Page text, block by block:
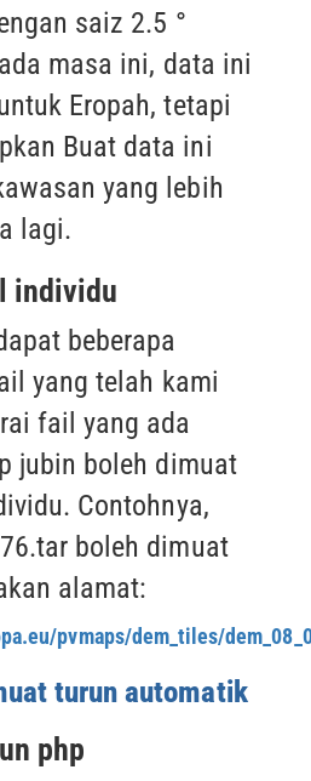
saiz 2.5 °
masa ini, data ini
Eropah, tetapi
Buat data ini
yang lebih
lagi.
individu
beberapa
yang telah kami
fail yang ada
jubin boleh dimuat
Contohnya,
boleh dimuat
alamat:
pvmaps/dem_tiles/
turun automatik
php